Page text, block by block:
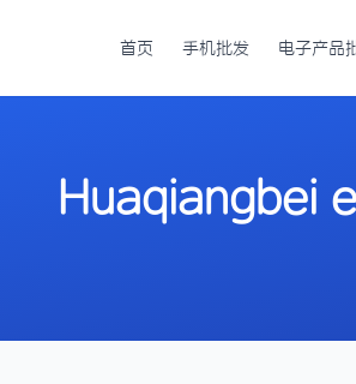
首页 手机批发 电子产品
Huaqiangbei